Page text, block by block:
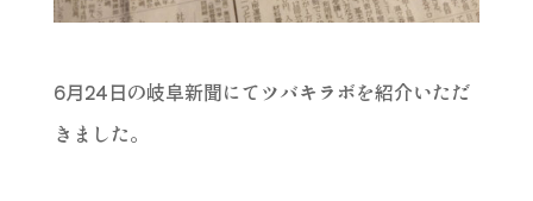
6月24日の岐阜新聞にてツバキラボを紹介いただ
きました。